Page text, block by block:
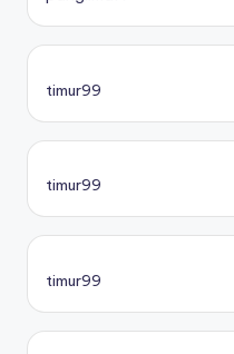
timur99
timur99
timur99